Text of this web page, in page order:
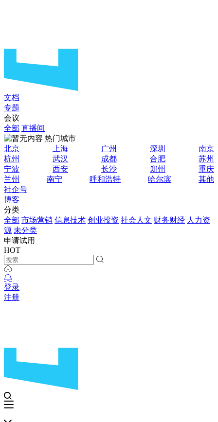
文档
专题
会议
全部 直播间
热门城市
北京
上海 广州 深圳
南京
杭州
武汉 成都 合肥
苏州
宁波
西安 长沙 郑州
重庆
兰州
南宁 呼和浩特 哈尔滨
其他
社企号
博客
分类
全部 市场营销 信息技术 创业投资 社会人文 财务财经 人力资
源 未分类
申请试用
HOT
登录
注册